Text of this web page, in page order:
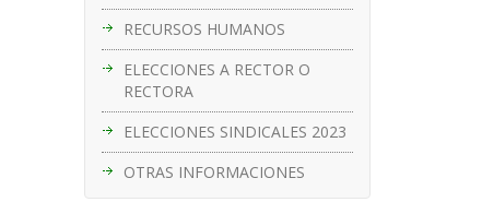
RECURSOS HUMANOS
ELECCIONES A RECTOR O
RECTORA
ELECCIONES SINDICALES 2023
OTRAS INFORMACIONES